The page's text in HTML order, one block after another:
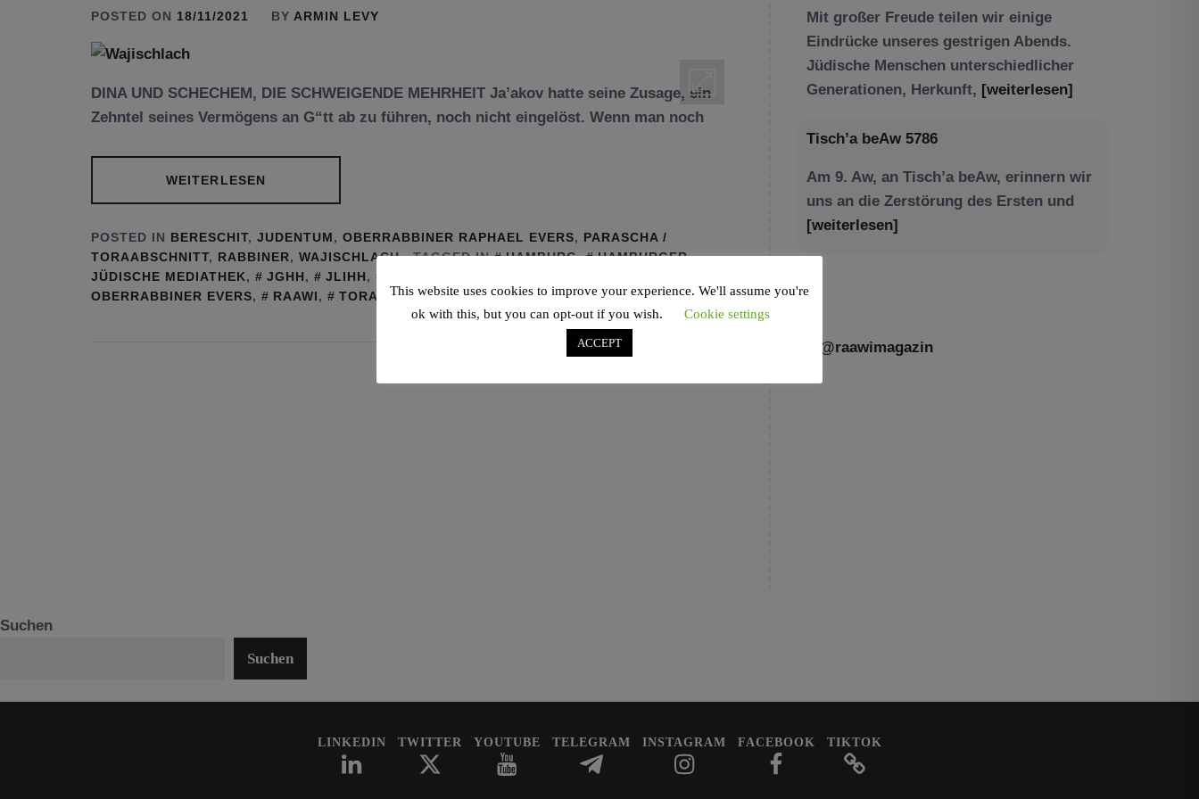
POSTED ON 18/11/2021 BY ARMIN LEVY
DINA UND SCHECHEM, DIE SCHWEIGENDE MEHRHEIT Ja’akov hatte seine Zusage, ein
Zehntel seines Vermögens an G“tt ab zu führen, noch nicht eingelöst. Wenn man noch
WEITERLESEN
POSTED IN BERESCHIT, JUDENTUM, OBERRABBINER RAPHAEL EVERS, PARASCHA /
TORAABSCHNITT, RABBINER, WAJISCHLACH TAGGED IN HAMBURG,
HAMBURGER
JÜDISCHE MEDIATHEK, JGHH, JLIHH,
OBERRABBINER EVERS, RAAWI, TORA WAJISCHLACH
Am 9. Aw, an Tisch’a beAw, erinnern wir
uns an die Zerstörung des Ersten und
[weiterlesen]
@raawimagazin
Suchen
Suchen
LINKEDIN TWITTER YOUTUBE TELEGRAM INSTAGRAM FACEBOOK TIKTOK
This website uses cookies to improve your experience. We'll assume you're
ok with this, but you can opt-out if you wish.
Cookie settings
ACCEPT